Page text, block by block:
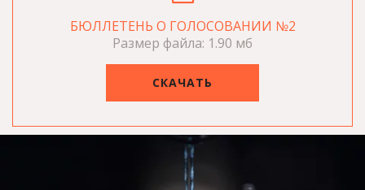
БЮЛЛЕТЕНЬ О ГОЛОСОВАНИИ №2
Размер файла: 1.90 мб
СКАЧАТЬ